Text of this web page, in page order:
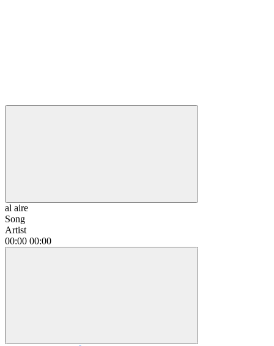
al aire
Song
Artist
00:00 00:00